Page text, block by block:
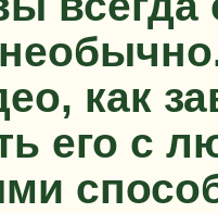
как
его с